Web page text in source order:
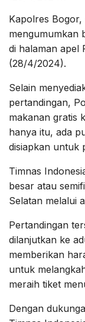
Kapolres
mengumumkan
di halaman apel
(28/4/2024).
Selain
pertandingan,
makanan gratis
hanya itu, ada
disiapkan untuk
Timnas
besar atau
Selatan melalui
Pertandingan
dilanjutkan ke
memberikan
untuk
meraih tiket
Dengan